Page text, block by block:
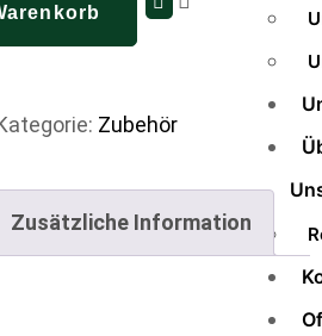
Zubehör
Zusätzliche Information